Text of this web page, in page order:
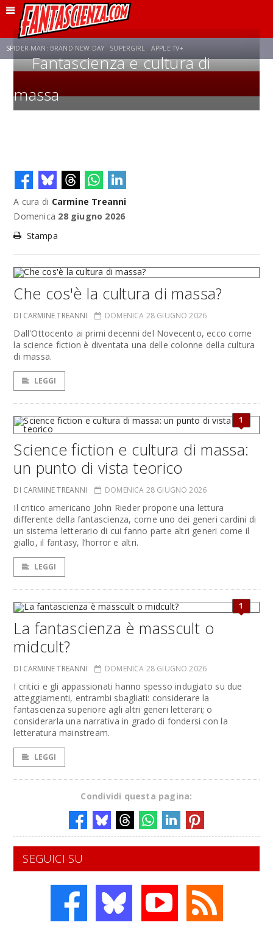
SPIDER-MAN: BRAND NEW DAY SUPERGIRL APPLE TV+
Fantascienza e cultura di
massa
A cura di Carmine Treanni
Domenica 28 giugno 2026
Stampa
Che cos'è la cultura di massa?
DI CARMINE TREANNI DOMENICA 28 GIUGNO 2026
Dall'Ottocento ai primi decenni del Novecento, ecco come
la science fiction è diventata una delle colonne della cultura
di massa.
LEGGI
1
Science fiction e cultura di massa:
un punto di vista teorico
DI CARMINE TREANNI DOMENICA 28 GIUGNO 2026
Il critico americano John Rieder propone una lettura
differente della fantascienza, come uno dei generi cardini di
un sistema letterario di cui fanno parte altri generi come il
giallo, il fantasy, l’horror e altri.
LEGGI
1
La fantascienza è masscult o
midcult?
DI CARMINE TREANNI DOMENICA 28 GIUGNO 2026
I critici e gli appassionati hanno spesso indugiato su due
atteggiamenti, entrambi sbagliati: considerare la
fantascienza superiore agli altri generi letterari; o
considerarla una narrativa in grado di fondersi con la
letteratura mainstream.
LEGGI
Condividi questa pagina:
SEGUICI SU